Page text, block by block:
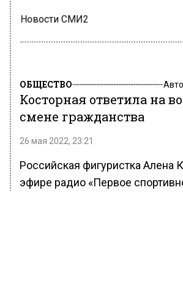
Новости СМИ2
ОБЩЕСТВО
Косторная ответила на
смене гражданства
26 мая 2022, 23:21
Российская фигуристка Алена
эфире радио «Первое